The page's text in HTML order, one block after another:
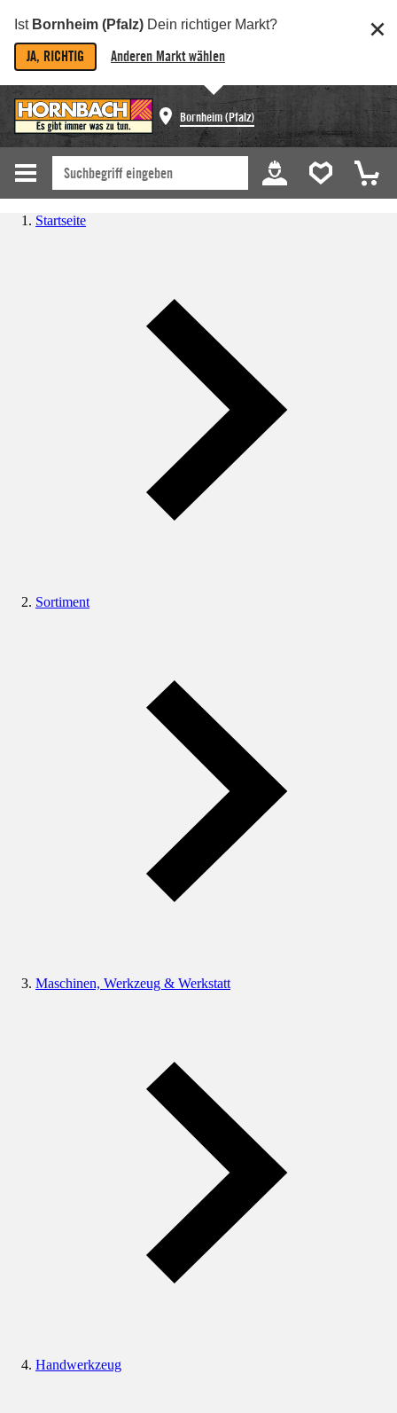
Ist Bornheim (Pfalz) Dein richtiger Markt?
JA, RICHTIG Anderen Markt wählen
Bornheim (Pfalz)
Startseite
Sortiment
Maschinen, Werkzeug & Werkstatt
Handwerkzeug